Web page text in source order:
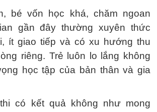
bé vốn học khá, chăm ngoan
gần đây thường xuyên thức
ít giao tiếp và có xu hướng thu
riêng. Trẻ luôn lo lắng không
học tập của bản thân và gia
có kết quả không như mong